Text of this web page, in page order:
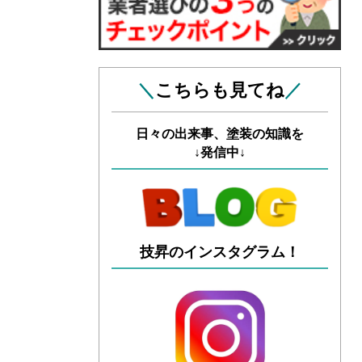
＼ こちらも見てね／
日々の出来事、塗装の知識を
↓発信中↓
技昇のインスタグラム！